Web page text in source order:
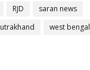
RJD
saran news
utrakhand
west bengal